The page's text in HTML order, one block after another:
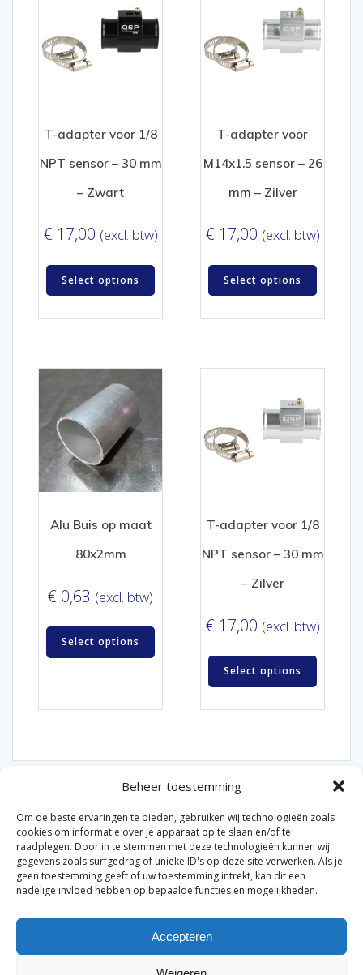
Beheer toestemming
Om de beste ervaringen te bieden, gebruiken wij technologieën zoals
cookies om informatie over je apparaat op te slaan en/of te
raadplegen. Door in te stemmen met deze technologieën kunnen wij
gegevens zoals surfgedrag of unieke ID's op deze site verwerken. Als je
geen toestemming geeft of uw toestemming intrekt, kan dit een
nadelige invloed hebben op bepaalde functies en mogelijkheden.
Accepteren
T-adapter voor 1/8
NPT sensor – 30 mm
– Zwart
€ 17,00 (excl. btw)
Select options
T-adapter voor
M14x1.5 sensor – 26
mm – Zilver
€ 17,00 (excl. btw)
Select options
Alu Buis op maat
80x2mm
€ 0,63 (excl. btw)
Select options
T-adapter voor 1/8
NPT sensor – 30 mm
– Zilver
€ 17,00 (excl. btw)
Select options
© 2026 Van der Bel Las en Radiateurenbedrijf.
Privacyverklaring|Cookiebeleid|Retourbeleid|
Algemene voorwaarden voor consumenten
algemene voorwaarden
Disclaimer